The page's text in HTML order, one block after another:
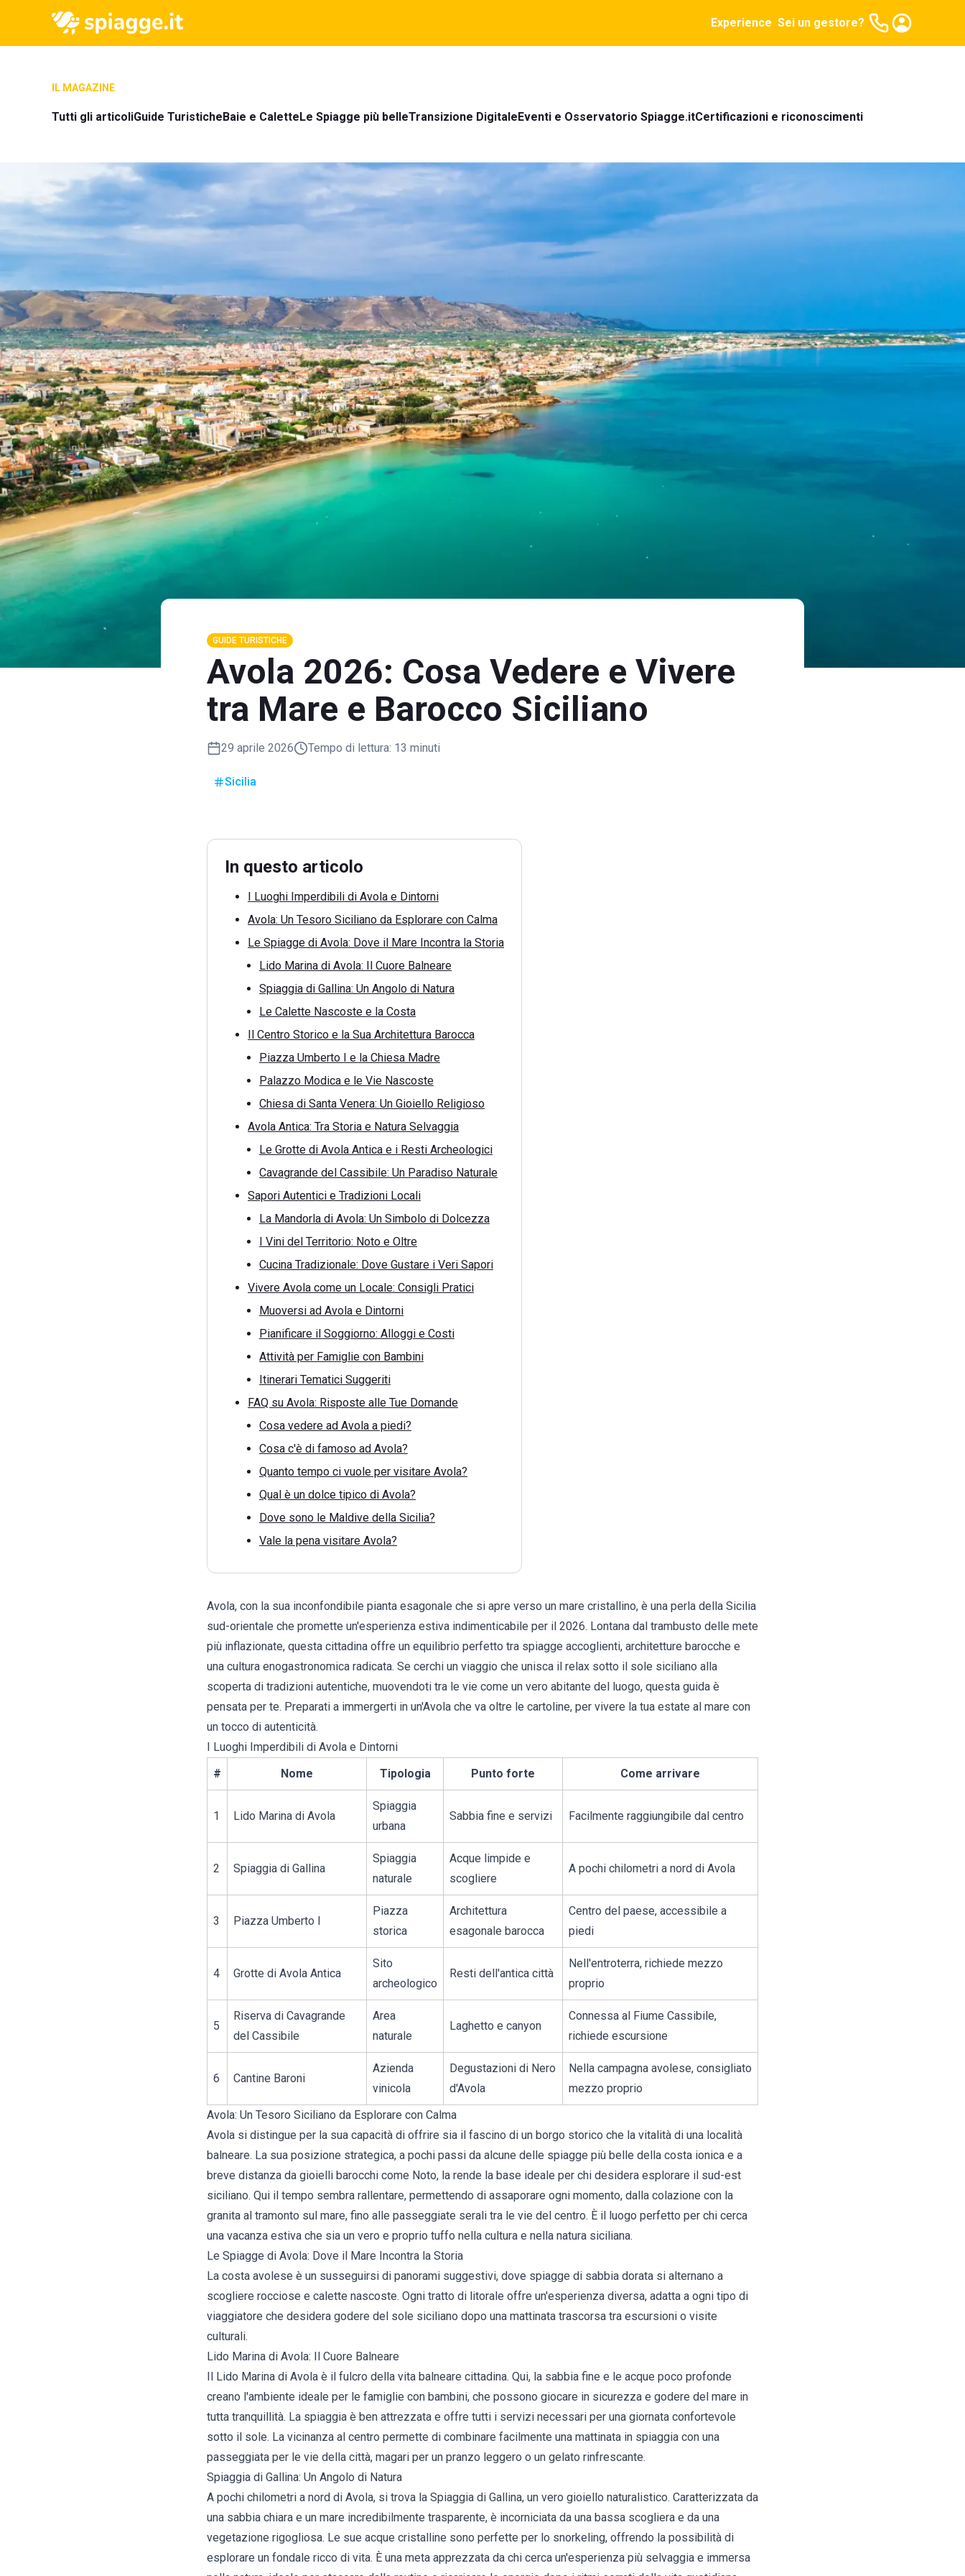
Experience Sei un gestore?
IL MAGAZINE
Tutti gli articoliGuide TuristicheBaie e CaletteLe Spiagge più belleTransizione DigitaleEventi e Osservatorio Spiagge.itCertificazioni e riconoscimenti
GUIDE TURISTICHE
Avola 2026: Cosa Vedere e Vivere
tra Mare e Barocco Siciliano
29 aprile 2026 Tempo di lettura: 13 minuti
Sicilia
In questo articolo
I Luoghi Imperdibili di Avola e Dintorni
Avola: Un Tesoro Siciliano da Esplorare con Calma
Le Spiagge di Avola: Dove il Mare Incontra la Storia
Lido Marina di Avola: Il Cuore Balneare
Spiaggia di Gallina: Un Angolo di Natura
Le Calette Nascoste e la Costa
Il Centro Storico e la Sua Architettura Barocca
Piazza Umberto I e la Chiesa Madre
Palazzo Modica e le Vie Nascoste
Chiesa di Santa Venera: Un Gioiello Religioso
Avola Antica: Tra Storia e Natura Selvaggia
Le Grotte di Avola Antica e i Resti Archeologici
Cavagrande del Cassibile: Un Paradiso Naturale
Sapori Autentici e Tradizioni Locali
La Mandorla di Avola: Un Simbolo di Dolcezza
I Vini del Territorio: Noto e Oltre
Cucina Tradizionale: Dove Gustare i Veri Sapori
Vivere Avola come un Locale: Consigli Pratici
Muoversi ad Avola e Dintorni
Pianificare il Soggiorno: Alloggi e Costi
Attività per Famiglie con Bambini
Itinerari Tematici Suggeriti
FAQ su Avola: Risposte alle Tue Domande
Cosa vedere ad Avola a piedi?
Cosa c'è di famoso ad Avola?
Quanto tempo ci vuole per visitare Avola?
Qual è un dolce tipico di Avola?
Dove sono le Maldive della Sicilia?
Vale la pena visitare Avola?
Avola, con la sua inconfondibile pianta esagonale che si apre verso un mare cristallino, è una perla della Sicilia
sud-orientale che promette un'esperienza estiva indimenticabile per il 2026. Lontana dal trambusto delle mete
più inflazionate, questa cittadina offre un equilibrio perfetto tra spiagge accoglienti, architetture barocche e
una cultura enogastronomica radicata. Se cerchi un viaggio che unisca il relax sotto il sole siciliano alla
scoperta di tradizioni autentiche, muovendoti tra le vie come un vero abitante del luogo, questa guida è
pensata per te. Preparati a immergerti in un'Avola che va oltre le cartoline, per vivere la tua estate al mare con
un tocco di autenticità.
I Luoghi Imperdibili di Avola e Dintorni
#
Nome Tipologia Punto forte Come arrivare
1 Lido Marina di Avola
Spiaggia
urbana
Sabbia fine e servizi Facilmente raggiungibile dal centro
2 Spiaggia di Gallina
Spiaggia
naturale
Acque limpide e
scogliere
A pochi chilometri a nord di Avola
3 Piazza Umberto I
Piazza
storica
Architettura
esagonale barocca
Centro del paese, accessibile a
piedi
4 Grotte di Avola Antica
Sito
archeologico
Resti dell'antica città
Nell'entroterra, richiede mezzo
proprio
5
Riserva di Cavagrande
del Cassibile
Area
naturale
Laghetto e canyon
Connessa al Fiume Cassibile,
richiede escursione
6 Cantine Baroni
Azienda
vinicola
Degustazioni di Nero
d'Avola
Nella campagna avolese, consigliato
mezzo proprio
Avola: Un Tesoro Siciliano da Esplorare con Calma
Avola si distingue per la sua capacità di offrire sia il fascino di un borgo storico che la vitalità di una località
balneare. La sua posizione strategica, a pochi passi da alcune delle spiagge più belle della costa ionica e a
breve distanza da gioielli barocchi come Noto, la rende la base ideale per chi desidera esplorare il sud-est
siciliano. Qui il tempo sembra rallentare, permettendo di assaporare ogni momento, dalla colazione con la
granita al tramonto sul mare, fino alle passeggiate serali tra le vie del centro. È il luogo perfetto per chi cerca
una vacanza estiva che sia un vero e proprio tuffo nella cultura e nella natura siciliana.
Le Spiagge di Avola: Dove il Mare Incontra la Storia
La costa avolese è un susseguirsi di panorami suggestivi, dove spiagge di sabbia dorata si alternano a
scogliere rocciose e calette nascoste. Ogni tratto di litorale offre un'esperienza diversa, adatta a ogni tipo di
viaggiatore che desidera godere del sole siciliano dopo una mattinata trascorsa tra escursioni o visite
culturali.
Lido Marina di Avola: Il Cuore Balneare
Il Lido Marina di Avola è il fulcro della vita balneare cittadina. Qui, la sabbia fine e le acque poco profonde
creano l'ambiente ideale per le famiglie con bambini, che possono giocare in sicurezza e godere del mare in
tutta tranquillità. La spiaggia è ben attrezzata e offre tutti i servizi necessari per una giornata confortevole
sotto il sole. La vicinanza al centro permette di combinare facilmente una mattinata in spiaggia con una
passeggiata per le vie della città, magari per un pranzo leggero o un gelato rinfrescante.
Spiaggia di Gallina: Un Angolo di Natura
A pochi chilometri a nord di Avola, si trova la Spiaggia di Gallina, un vero gioiello naturalistico. Caratterizzata da
una sabbia chiara e un mare incredibilmente trasparente, è incorniciata da una bassa scogliera e da una
vegetazione rigogliosa. Le sue acque cristalline sono perfette per lo snorkeling, offrendo la possibilità di
esplorare un fondale ricco di vita. È una meta apprezzata da chi cerca un'esperienza più selvaggia e immersa